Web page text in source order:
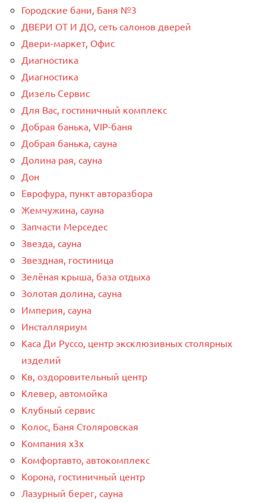
Городские бани, Баня №3
ДВЕРИ ОТ И ДО, сеть салонов дверей
Двери-маркет, Офис
Диагностика
Диагностика
Дизель Сервис
Для Вас, гостиничный комплекс
Добрая банька, VIP-баня
Добрая банька, сауна
Долина рая, сауна
Дон
Еврофура, пункт авторазбора
Жемчужина, сауна
Запчасти Мерседес
Звезда, сауна
Звездная, гостиница
Зелёная крыша, база отдыха
Золотая долина, сауна
Империя, сауна
Инсталляриум
Каса Ди Руссо, центр эксклюзивных столярных
изделий
Кв, оздоровительный центр
Клевер, автомойка
Клубный сервис
Колос, Баня Столяровская
Компания x3x
Комфортавто, автокомплекс
Корона, гостиничный центр
Лазурный берег, сауна